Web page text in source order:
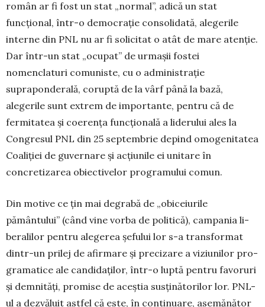
român ar fi fost un stat „normal”, adică un stat
funcţional, într-o de­mo­craţie consolidată, alegerile
interne din PNL nu ar fi solicitat o atât de mare atenţie.
Dar într-un stat „ocu­pat” de urmaşii fostei
nomenclaturi comuniste, cu o administraţie
supraponderală, coruptă de la vârf până la bază,
alegerile sunt extrem de importante, pentru că de
fermitatea şi coerenţa funcţională a liderului ales la
Congresul PNL din 25 septembrie depind omoge­ni­tatea
Coaliţiei de guvernare şi acţiunile ei unitare în
concretizarea obiectivelor programului comun.
Din motive ce ţin mai degrabă de „obiceiurile
pământului” (când vine vorba de politică), campania li­
beralilor pentru alegerea șefului lor s-a transformat
din­tr-un prilej de afirmare şi precizare a viziunilor pro­
gramatice ale candidaţilor, într-o luptă pentru favoruri
şi demnităţi, promise de aceştia susţinătorilor lor. PNL-
ul a dezvăluit astfel că este, în continuare, asemă­nător